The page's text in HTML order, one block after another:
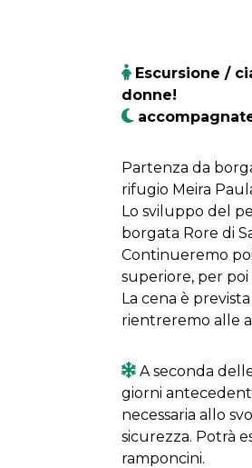
Escursione /
donne!
Partenza da
rifugio Meira
Lo sviluppo del
borgata Rore di
Continueremo
superiore, per
La cena è
rientreremo alle
A seconda
giorni
necessaria allo
sicurezza. Potrà
ramponcini.